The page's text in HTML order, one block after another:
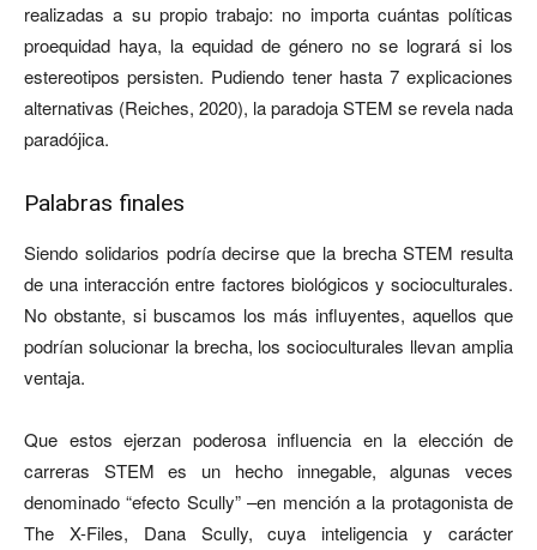
realizadas a su propio trabajo: no importa cuántas políticas
proequidad haya, la equidad de género no se logrará si los
estereotipos persisten. Pudiendo tener hasta 7 explicaciones
alternativas (Reiches, 2020), la paradoja STEM se revela nada
paradójica.
Palabras finales
Siendo solidarios podría decirse que la brecha STEM resulta
de una interacción entre factores biológicos y socioculturales.
No obstante, si buscamos los más influyentes, aquellos que
podrían solucionar la brecha, los socioculturales llevan amplia
ventaja.
Que estos ejerzan poderosa influencia en la elección de
carreras STEM es un hecho innegable, algunas veces
denominado “efecto Scully” –en mención a la protagonista de
The X-Files, Dana Scully, cuya inteligencia y carácter